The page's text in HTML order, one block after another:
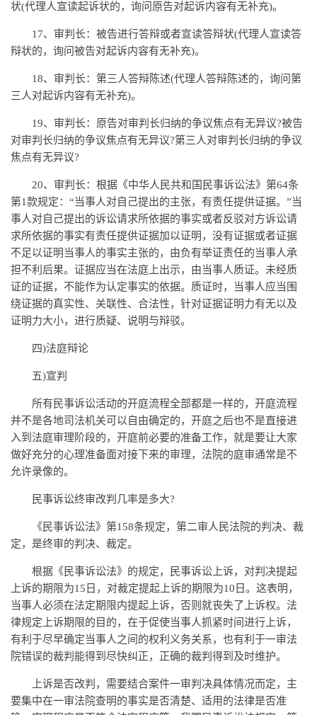
状(代理人宣读起诉状的，询问原告对起诉内容有无补充)。
17、审判长：被告进行答辩或者宣读答辩状(代理人宣读答
辩状的，询问被告对起诉内容有无补充)。
18、审判长：第三人答辩陈述(代理人答辩陈述的，询问第
三人对起诉内容有无补充)。
19、审判长：原告对审判长归纳的争议焦点有无异议?被告
对审判长归纳的争议焦点有无异议?第三人对审判长归纳的争议
焦点有无异议?
20、审判长：根据《中华人民共和国民事诉讼法》第64条
第1款规定：“当事人对自己提出的主张，有责任提供证据。”当
事人对自己提出的诉讼请求所依据的事实或者反驳对方诉讼请
求所依据的事实有责任提供证据加以证明，没有证据或者证据
不足以证明当事人的事实主张的，由负有举证责任的当事人承
担不利后果。证据应当在法庭上出示，由当事人质证。未经质
证的证据，不能作为认定事实的依据。质证时，当事人应当围
绕证据的真实性、关联性、合法性，针对证据证明力有无以及
证明力大小，进行质疑、说明与辩驳。
四)法庭辩论
五)宣判
所有民事诉讼活动的开庭流程全部都是一样的，开庭流程
并不是各地司法机关可以自由确定的，开庭之后也不是直接进
入到法庭审理阶段的，开庭前必要的准备工作，就是要让大家
做好充分的心理准备面对接下来的审理，法院的庭审通常是不
允许录像的。
民事诉讼终审改判几率是多大?
《民事诉讼法》第158条规定，第二审人民法院的判决、裁
定，是终审的判决、裁定。
根据《民事诉讼法》的规定，民事诉讼上诉，对判决提起
上诉的期限为15日，对裁定提起上诉的期限为10日。这表明，
当事人必须在法定期限内提起上诉，否则就丧失了上诉权。法
律规定上诉期限的目的，在于促使当事人抓紧时间进行上诉，
有利于尽早确定当事人之间的权利义务关系，也有利于一审法
院错误的裁判能得到尽快纠正，正确的裁判得到及时维护。
上诉是否改判，需要结合案件一审判决具体情况而定，主
要集中在一审法院查明的事实是否清楚、适用的法律是否准